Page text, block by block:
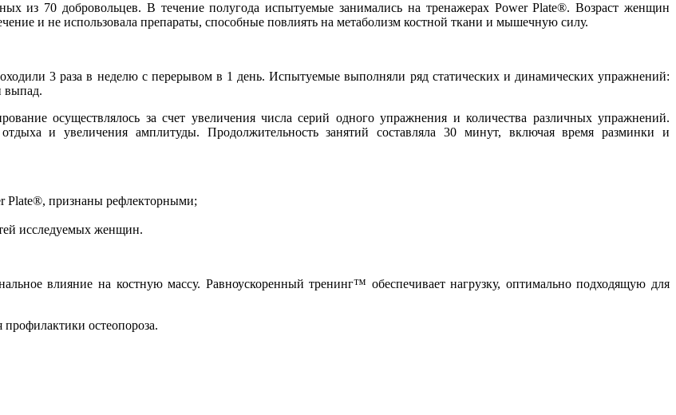
из 70 добровольцев. В течение полугода испытуемые занимались на тренажерах Power Plate®. Возраст женщин
и не использовала препараты, способные повлиять на метаболизм костной ткани и мышечную силу.
3 раза в неделю с перерывом в 1 день. Испытуемые выполняли ряд статических и динамических упражнений:
выпад.
осуществлялось за счет увеличения числа серий одного упражнения и количества различных упражнений.
и увеличения амплитуды. Продолжительность занятий составляла 30 минут, включая время разминки и
Plate®, признаны рефлекторными;
исследуемых женщин.
влияние на костную массу. Равноускоренный тренинг™ обеспечивает нагрузку, оптимально подходящую для
остеопороза.